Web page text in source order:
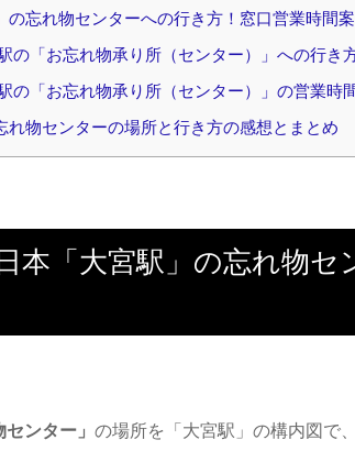
の忘れ物センターへの行き方！窓口営業時間
の「お忘れ物承り所（センター）」への行き
の「お忘れ物承り所（センター）」の営業時
れ物センターの場所と行き方の感想とまとめ
本「大宮駅」の忘れ物セ
ンター」 の場所を「大宮駅」の構内図で